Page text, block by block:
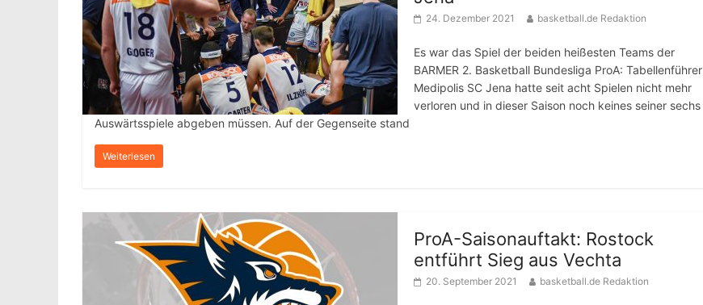
24. Dezember 2021 basketball.de Redaktion
Es war das Spiel der beiden heißesten Teams der
BARMER 2. Basketball Bundesliga ProA: Tabellenführer
Medipolis SC Jena hatte seit acht Spielen nicht mehr
verloren und in dieser Saison noch keines seiner sechs
Auswärtsspiele abgeben müssen. Auf der Gegenseite stand
Weiterlesen
ProA-Saisonauftakt: Rostock
entführt Sieg aus Vechta
20. September 2021 basketball.de Redaktion